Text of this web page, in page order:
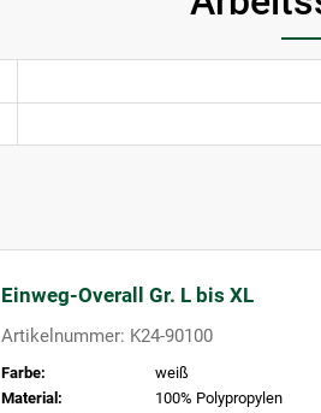
Einweg-Overall Gr. L bis XL
Artikelnummer: K24-90100
Farbe:
weiß
Material:
100% Polypropylen